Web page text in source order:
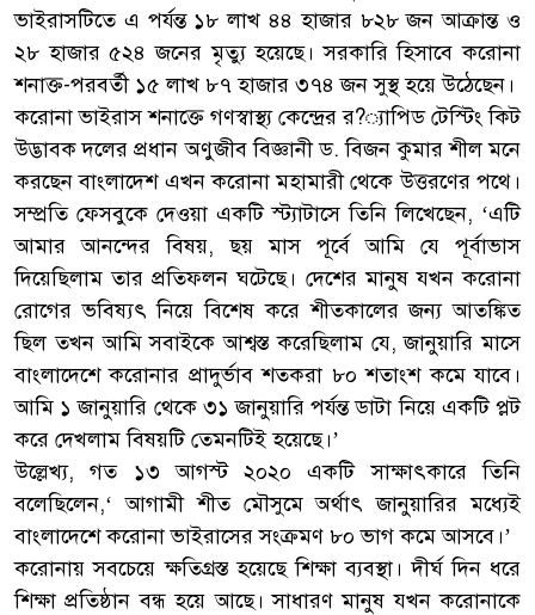
ভাইরাসটিতে এ পর্যন্ত ১৮ লাখ ৪৪ হাজার ৮২৮ জন আক্রান্ত ও
২৮ হাজার ৫২৪ জনের মৃত্যু হয়েছে। সরকারি হিসাবে করোনা
শনাক্ত-পরবর্তী ১৫ লাখ ৮৭ হাজার ৩৭৪ জন সুস্থ হয়ে উঠেছেন।
করোনা ভাইরাস শনাক্তে গণস্বাস্থ্য কেন্দ্রের র?্যাপিড টেস্টিং কিট
উদ্ভাবক দলের প্রধান অণুজীব বিজ্ঞানী ড. বিজন কুমার শীল মনে
করছেন বাংলাদেশ এখন করোনা মহামারী থেকে উত্তরণের পথে।
সম্প্রতি ফেসবুকে দেওয়া একটি স্ট্যাটাসে তিনি লিখেছেন, ‘এটি
আমার আনন্দের বিষয়, ছয় মাস পূর্বে আমি যে পূর্বাভাস
দিয়েছিলাম তার প্রতিফলন ঘটেছে। দেশের মানুষ যখন করোনা
রোগের ভবিষ্যৎ নিয়ে বিশেষ করে শীতকালের জন্য আতঙ্কিত
ছিল তখন আমি সবাইকে আশ্বস্ত করেছিলাম যে, জানুয়ারি মাসে
বাংলাদেশে করোনার প্রাদুর্ভাব শতকরা ৮০ শতাংশ কমে যাবে।
আমি ১ জানুয়ারি থেকে ৩১ জানুয়ারি পর্যন্ত ডাটা নিয়ে একটি প্লট
করে দেখলাম বিষয়টি তেমনটিই হয়েছে।’
উল্লেখ্য, গত ১৩ আগস্ট ২০২০ একটি সাক্ষাৎকারে তিনি
বলেছিলেন,‘ আগামী শীত মৌসুমে অর্থাৎ জানুয়ারির মধ্যেই
বাংলাদেশে করোনা ভাইরাসের সংক্রমণ ৮০ ভাগ কমে আসবে।’
করোনায় সবচেয়ে ক্ষতিগ্রস্ত হয়েছে শিক্ষা ব্যবস্থা। দীর্ঘ দিন ধরে
শিক্ষা প্রতিষ্ঠান বন্ধ হয়ে আছে। সাধারণ মানুষ যখন করোনাকে